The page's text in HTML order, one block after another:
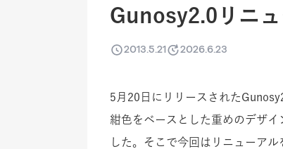
Gunosy2.0リニ
2013.5.21 2026.6.23
5月20日にリリースされた
紺色をベースとした重めのデザ
した。そこで今回はリニューア